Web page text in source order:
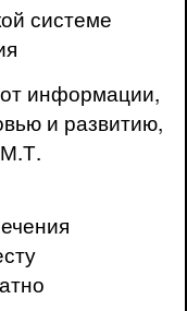
системе
информации,
и развитию,